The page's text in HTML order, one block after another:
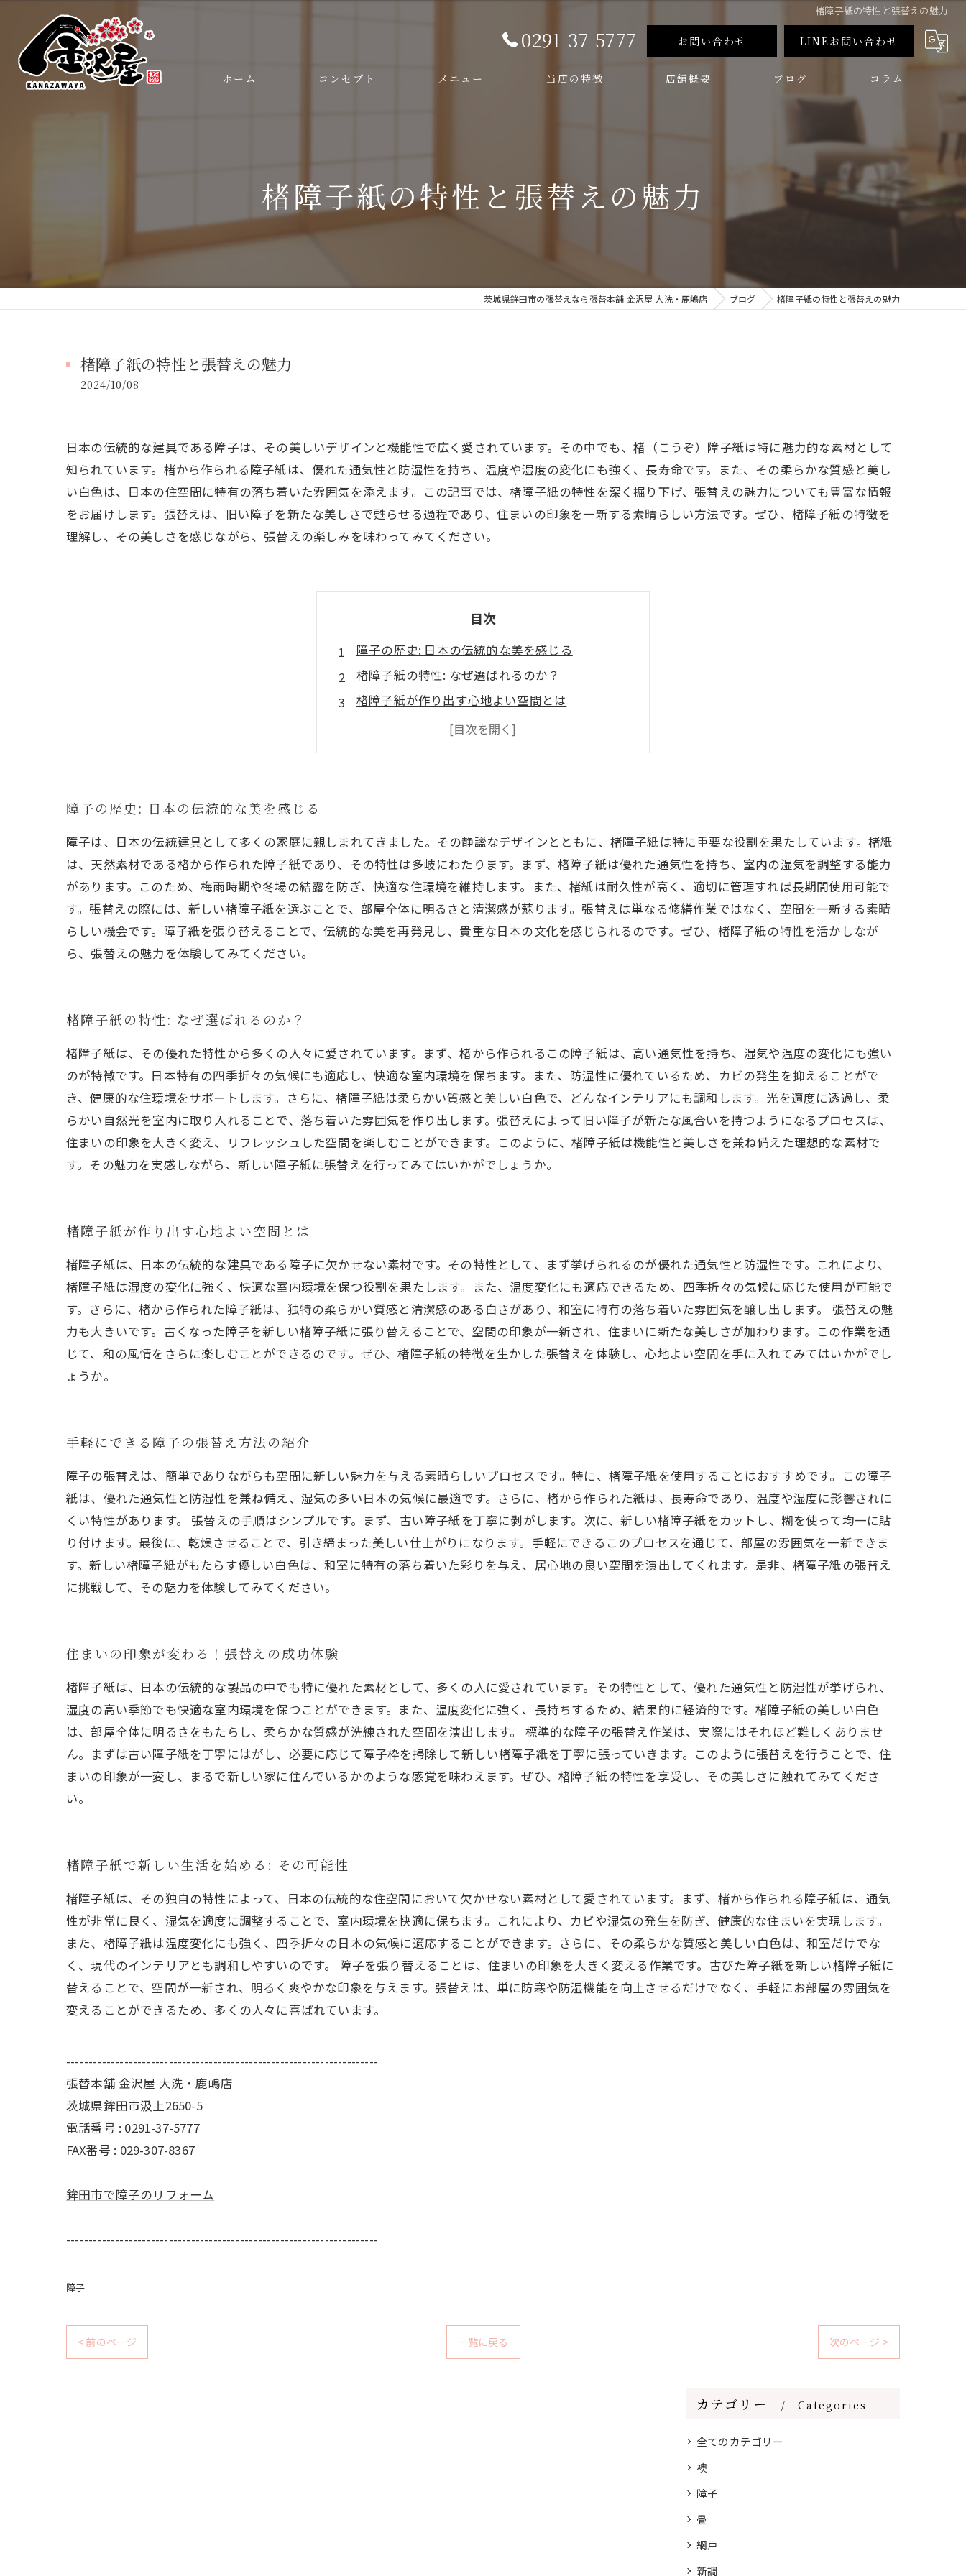
楮障子紙の特性と張替えの魅力
0291-37-5777 お問い合わせ LINEお問い合わせ
ホーム コンセプト メニュー 当店の特徴
畳
店舗概要 ブログ コラム
楮障子紙の特性と張替えの魅力
茨城県鉾田市の張替えなら張替本舗 金沢屋 大洗・鹿嶋店 ブログ 楮障子紙の特性と張替えの魅力
楮障子紙の特性と張替えの魅力
2024/10/08
日本の伝統的な建具である障子は、その美しいデザインと機能性で広く愛されています。その中でも、楮（こうぞ）障子紙は特に魅力的な素材として
知られています。楮から作られる障子紙は、優れた通気性と防湿性を持ち、温度や湿度の変化にも強く、長寿命です。また、その柔らかな質感と美し
い白色は、日本の住空間に特有の落ち着いた雰囲気を添えます。この記事では、楮障子紙の特性を深く掘り下げ、張替えの魅力についても豊富な情報
をお届けします。張替えは、旧い障子を新たな美しさで甦らせる過程であり、住まいの印象を一新する素晴らしい方法です。ぜひ、楮障子紙の特徴を
理解し、その美しさを感じながら、張替えの楽しみを味わってみてください。
目次
障子の歴史: 日本の伝統的な美を感じる
楮障子紙の特性: なぜ選ばれるのか？
楮障子紙が作り出す心地よい空間とは
手軽にできる障子の張替え方法の紹介
住まいの印象が変わる！張替えの成功体験
障子の歴史: 日本の伝統的な美を感じる
障子は、日本の伝統建具として多くの家庭に親しまれてきました。その静謐なデザインとともに、楮障子紙は特に重要な役割を果たしています。楮紙
は、天然素材である楮から作られた障子紙であり、その特性は多岐にわたります。まず、楮障子紙は優れた通気性を持ち、室内の湿気を調整する能力
があります。このため、梅雨時期や冬場の結露を防ぎ、快適な住環境を維持します。また、楮紙は耐久性が高く、適切に管理すれば長期間使用可能で
す。張替えの際には、新しい楮障子紙を選ぶことで、部屋全体に明るさと清潔感が蘇ります。張替えは単なる修繕作業ではなく、空間を一新する素晴
らしい機会です。障子紙を張り替えることで、伝統的な美を再発見し、貴重な日本の文化を感じられるのです。ぜひ、楮障子紙の特性を活かしなが
ら、張替えの魅力を体験してみてください。
楮障子紙の特性: なぜ選ばれるのか？
楮障子紙は、その優れた特性から多くの人々に愛されています。まず、楮から作られるこの障子紙は、高い通気性を持ち、湿気や温度の変化にも強い
のが特徴です。日本特有の四季折々の気候にも適応し、快適な室内環境を保ちます。また、防湿性に優れているため、カビの発生を抑えることがで
き、健康的な住環境をサポートします。さらに、楮障子紙は柔らかい質感と美しい白色で、どんなインテリアにも調和します。光を適度に透過し、柔
らかい自然光を室内に取り入れることで、落ち着いた雰囲気を作り出します。張替えによって旧い障子が新たな風合いを持つようになるプロセスは、
住まいの印象を大きく変え、リフレッシュした空間を楽しむことができます。このように、楮障子紙は機能性と美しさを兼ね備えた理想的な素材で
す。その魅力を実感しながら、新しい障子紙に張替えを行ってみてはいかがでしょうか。
楮障子紙が作り出す心地よい空間とは
楮障子紙は、日本の伝統的な建具である障子に欠かせない素材です。その特性として、まず挙げられるのが優れた通気性と防湿性です。これにより、
楮障子紙は湿度の変化に強く、快適な室内環境を保つ役割を果たします。また、温度変化にも適応できるため、四季折々の気候に応じた使用が可能で
す。さらに、楮から作られた障子紙は、独特の柔らかい質感と清潔感のある白さがあり、和室に特有の落ち着いた雰囲気を醸し出します。 張替えの魅
力も大きいです。古くなった障子を新しい楮障子紙に張り替えることで、空間の印象が一新され、住まいに新たな美しさが加わります。この作業を通
じて、和の風情をさらに楽しむことができるのです。ぜひ、楮障子紙の特徴を生かした張替えを体験し、心地よい空間を手に入れてみてはいかがでし
ょうか。
手軽にできる障子の張替え方法の紹介
障子の張替えは、簡単でありながらも空間に新しい魅力を与える素晴らしいプロセスです。特に、楮障子紙を使用することはおすすめです。この障子
紙は、優れた通気性と防湿性を兼ね備え、湿気の多い日本の気候に最適です。さらに、楮から作られた紙は、長寿命であり、温度や湿度に影響されに
くい特性があります。 張替えの手順はシンプルです。まず、古い障子紙を丁寧に剥がします。次に、新しい楮障子紙をカットし、糊を使って均一に貼
り付けます。最後に、乾燥させることで、引き締まった美しい仕上がりになります。手軽にできるこのプロセスを通じて、部屋の雰囲気を一新できま
す。新しい楮障子紙がもたらす優しい白色は、和室に特有の落ち着いた彩りを与え、居心地の良い空間を演出してくれます。是非、楮障子紙の張替え
に挑戦して、その魅力を体験してみてください。
住まいの印象が変わる！張替えの成功体験
楮障子紙は、日本の伝統的な製品の中でも特に優れた素材として、多くの人に愛されています。その特性として、優れた通気性と防湿性が挙げられ、
湿度の高い季節でも快適な室内環境を保つことができます。また、温度変化に強く、長持ちするため、結果的に経済的です。楮障子紙の美しい白色
は、部屋全体に明るさをもたらし、柔らかな質感が洗練された空間を演出します。 標準的な障子の張替え作業は、実際にはそれほど難しくありませ
ん。まずは古い障子紙を丁寧にはがし、必要に応じて障子枠を掃除して新しい楮障子紙を丁寧に張っていきます。このように張替えを行うことで、住
まいの印象が一変し、まるで新しい家に住んでいるかのような感覚を味わえます。ぜひ、楮障子紙の特性を享受し、その美しさに触れてみてくださ
い。
楮障子紙で新しい生活を始める: その可能性
楮障子紙は、その独自の特性によって、日本の伝統的な住空間において欠かせない素材として愛されています。まず、楮から作られる障子紙は、通気
性が非常に良く、湿気を適度に調整することで、室内環境を快適に保ちます。これにより、カビや湿気の発生を防ぎ、健康的な住まいを実現します。
また、楮障子紙は温度変化にも強く、四季折々の日本の気候に適応することができます。さらに、その柔らかな質感と美しい白色は、和室だけでな
く、現代のインテリアとも調和しやすいのです。 障子を張り替えることは、住まいの印象を大きく変える作業です。古びた障子紙を新しい楮障子紙に
替えることで、空間が一新され、明るく爽やかな印象を与えます。張替えは、単に防寒や防湿機能を向上させるだけでなく、手軽にお部屋の雰囲気を
変えることができるため、多くの人々に喜ばれています。
----------------------------------------------------------------------
張替本舗 金沢屋 大洗・鹿嶋店
茨城県鉾田市汲上2650-5
電話番号 : 0291-37-5777
FAX番号 : 029-307-8367
鉾田市で障子のリフォーム
----------------------------------------------------------------------
障子
< 前のページ 一覧に戻る 次のページ >
カテゴリー Categories
全てのカテゴリー
襖
障子
畳
網戸
新調